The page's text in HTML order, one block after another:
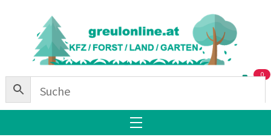
0
Menu
To
Top